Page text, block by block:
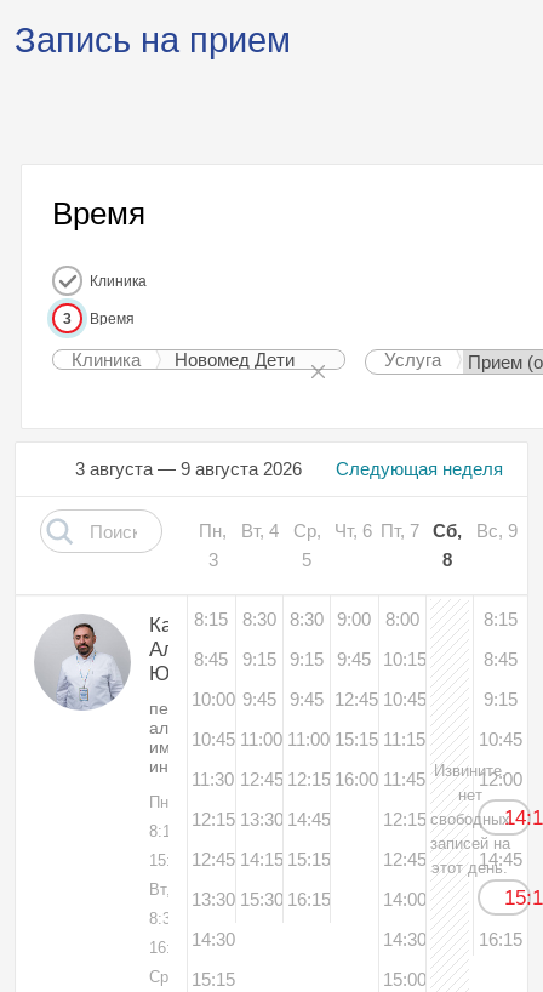
Запись на прием
Время
Клиника
3 Время
Клиника Новомед Дети Услуга
Следующая неделя
3 августа — 9 августа 2026
Пн,
3
Вт, 4
Ср,
5
Чт, 6 Пт, 7
Сб,
8
Вс, 9
Каралевтеров
Александр
Юрьевич
педиатр,
аллерголог-
иммунолог,
инфекционист
Пн, 03
8:15-
15:30
Вт, 04
8:30-
16:00
Ср, 05
8:15
8:45
10:00
10:45
11:30
12:15
12:45
13:30
14:30
15:15
8:30
9:15
9:45
11:00
12:45
13:30
14:15
15:30
8:30
9:15
9:45
11:00
12:15
14:45
15:15
16:15
9:00
9:45
12:45
15:15
16:00
8:00
10:15
10:45
11:15
11:45
12:15
12:45
14:00
14:30
15:00
Извините,
нет
свободных
записей на
этот день.
8:15
8:45
9:15
10:45
12:00
14:45
16:15